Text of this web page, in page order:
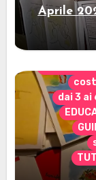
Aprile
dai 3 ai